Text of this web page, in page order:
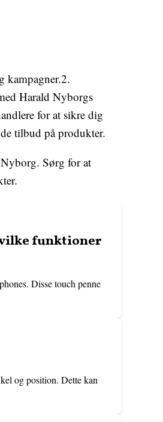
kampagner.2.
Harald Nyborgs
for at sikre dig
tilbud på produkter.
Sørg for at
funktioner
Disse touch penne
og position. Dette kan